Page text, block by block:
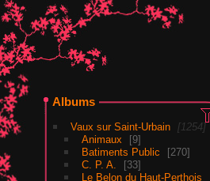
Albums
Vaux sur Saint-Urbain
1254
Animaux
9
Batiments Public
270
C. P. A.
33
Le Belon du Haut-Perthois